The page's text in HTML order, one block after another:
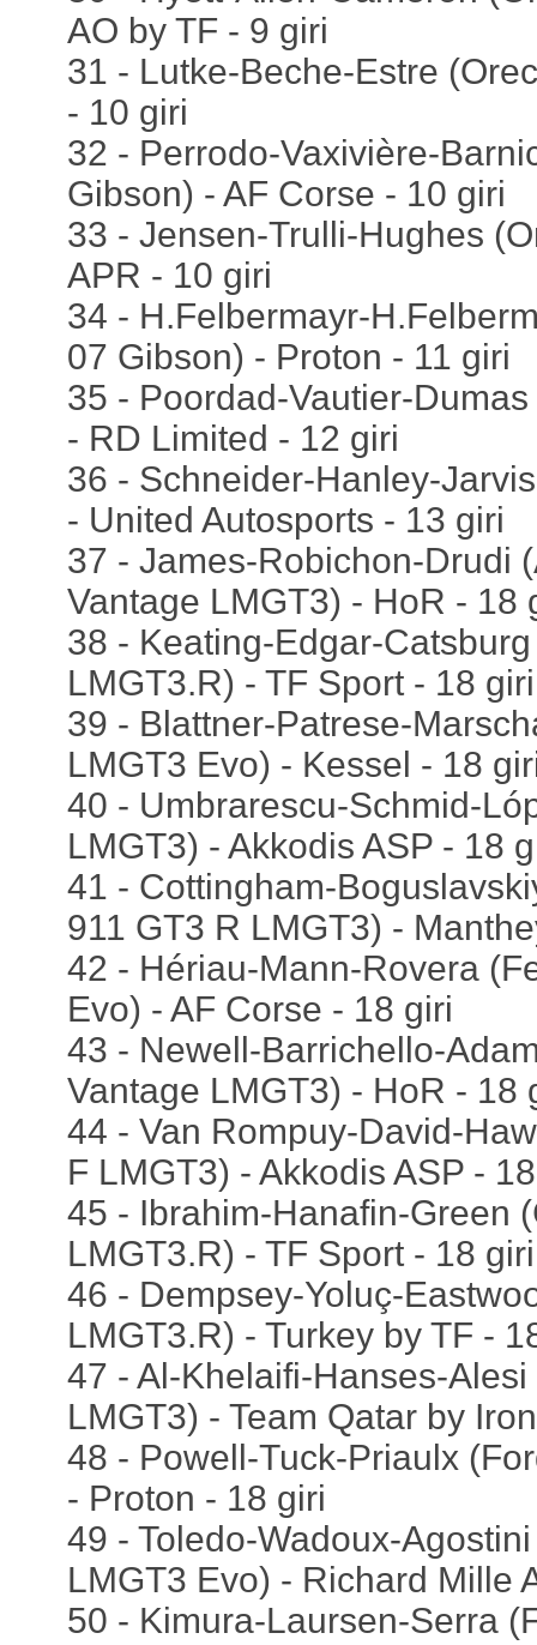
AO by TF - 9 giri
31 - Lutke-Beche-Estre
- 10 giri
32 - Perrodo-Vaxivière-
Gibson) - AF Corse - 10 giri
33 - Jensen-Trulli-Hughes
APR - 10 giri
34 - H.Felbermayr-
07 Gibson) - Proton - 11 giri
35 - Poordad-Vautier-
- RD Limited - 12 giri
36 - Schneider-Hanley-
- United Autosports - 13 giri
37 - James-Robichon-Drudi
Vantage LMGT3) - HoR - 18
38 - Keating-Edgar-
LMGT3.R) - TF Sport - 18 giri
39 - Blattner-Patrese-
LMGT3 Evo) - Kessel - 18
40 - Umbrarescu-Schmid-
LMGT3) - Akkodis ASP - 18
41 - Cottingham-
911 GT3 R LMGT3) -
42 - Hériau-Mann-Rovera
Evo) - AF Corse - 18 giri
43 - Newell-Barrichello-
Vantage LMGT3) - HoR - 18
44 - Van Rompuy-David-
F LMGT3) - Akkodis ASP -
45 - Ibrahim-Hanafin-Green
LMGT3.R) - TF Sport - 18 giri
46 - Dempsey-Yoluç-
LMGT3.R) - Turkey by TF -
47 - Al-Khelaifi-Hanses-
LMGT3) - Team Qatar by
48 - Powell-Tuck-Priaulx
- Proton - 18 giri
49 - Toledo-Wadoux-
LMGT3 Evo) - Richard Mille
50 - Kimura-Laursen-Serra